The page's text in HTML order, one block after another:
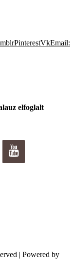
PinterestVkEmail:
elfoglalt
| Powered by